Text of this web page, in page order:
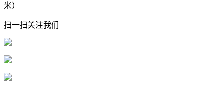
米）
扫一扫关注我们